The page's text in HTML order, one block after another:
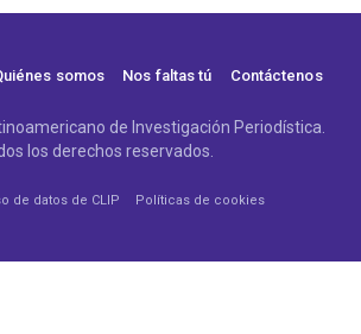
somos Nos faltas tú Contáctenos
de Investigación Periodística.
los derechos reservados.
de datos de CLIP Políticas de cookies